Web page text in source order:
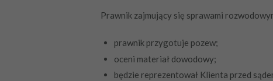
Prawnik zajmujący się sprawami
prawnik przygotuje pozew;
oceni materiał dowodowy;
będzie reprezentował Klienta przed